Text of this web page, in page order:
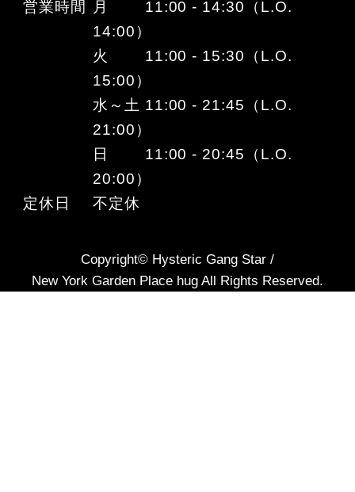
営業時間
月 11:00 - 14:30（L.O.
14:00）
火 11:00 - 15:30（L.O.
15:00）
水～土 11:00 - 21:45（L.O.
21:00）
日 11:00 - 20:45（L.O.
20:00）
定休日
不定休
Copyright© Hysteric Gang Star /
New York Garden Place hug All Rights Reserved.